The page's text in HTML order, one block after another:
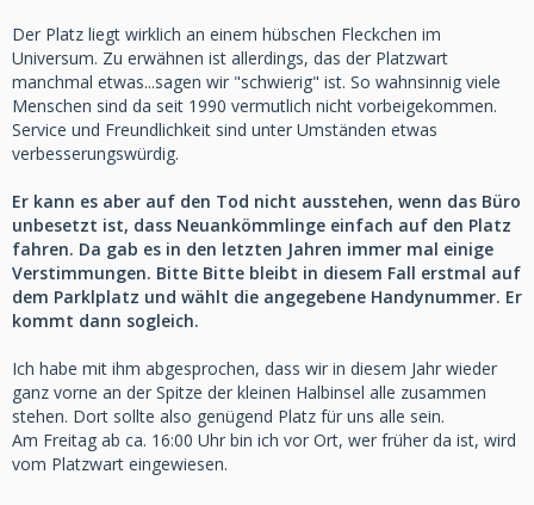
Der Platz liegt wirklich an einem hübschen Fleckchen im
Universum. Zu erwähnen ist allerdings, das der Platzwart
manchmal etwas...sagen wir "schwierig" ist. So wahnsinnig viele
Menschen sind da seit 1990 vermutlich nicht vorbeigekommen.
Service und Freundlichkeit sind unter Umständen etwas
verbesserungswürdig.
Er kann es aber auf den Tod nicht ausstehen, wenn das Büro
unbesetzt ist, dass Neuankömmlinge einfach auf den Platz
fahren. Da gab es in den letzten Jahren immer mal einige
Verstimmungen. Bitte Bitte bleibt in diesem Fall erstmal auf
dem Parklplatz und wählt die angegebene Handynummer. Er
kommt dann sogleich.
Ich habe mit ihm abgesprochen, dass wir in diesem Jahr wieder
ganz vorne an der Spitze der kleinen Halbinsel alle zusammen
stehen. Dort sollte also genügend Platz für uns alle sein.
Am Freitag ab ca. 16:00 Uhr bin ich vor Ort, wer früher da ist, wird
vom Platzwart eingewiesen.